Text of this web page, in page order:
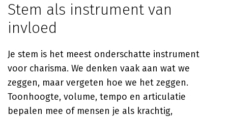
Stem als instrument van
invloed
Je stem is het meest onderschatte instrument
voor charisma. We denken vaak aan wat we
zeggen, maar vergeten hoe we het zeggen.
Toonhoogte, volume, tempo en articulatie
bepalen mee of mensen je als krachtig,